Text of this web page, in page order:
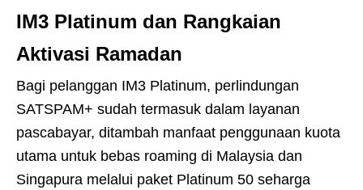
IM3 Platinum dan Rangkaian
Aktivasi Ramadan
Bagi pelanggan IM3 Platinum, perlindungan
SATSPAM+ sudah termasuk dalam layanan
pascabayar, ditambah manfaat penggunaan kuota
utama untuk bebas roaming di Malaysia dan
Singapura melalui paket Platinum 50 seharga